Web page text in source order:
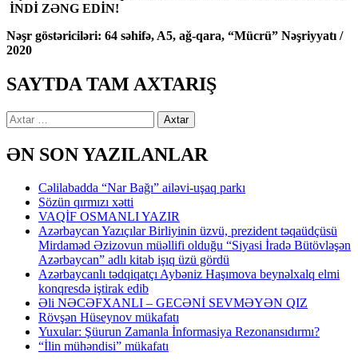
İNDİ ZƏNG EDİN!
Nəşr göstəriciləri: 64 səhifə, A5, ağ-qara, “Mücrü” Nəşriyyatı /
2020
SAYTDA TAM AXTARIŞ
Axtarış:
ƏN SON YAZILANLAR
Cəlilabadda “Nar Bağı” ailəvi-uşaq parkı
Sözün qırmızı xətti
VAQİF OSMANLI YAZIR
Azərbaycan Yazıçılar Birliyinin üzvü, prezident təqaüdçüsü
Mirdaməd Əzizovun müəllifi olduğu “Siyasi İradə Bütövləşən
Azərbaycan” adlı kitab işıq üzü gördü
Azərbaycanlı tədqiqatçı Aybəniz Haşımova beynəlxalq elmi
konqresdə iştirak edib
Əli NƏCƏFXANLI – GECƏNİ SEVMƏYƏN QIZ
Rövşən Hüseynov mükafatı
Yuxular: Şüurun Zamanla İnformasiya Rezonansıdırmı?
“İlin mühəndisi” mükafatı